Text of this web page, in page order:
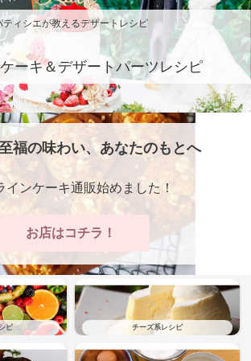
ティシエが教えるデザートレシピ
ーキ＆デザートパーツレシピ
福の味わい、あなたのもとへ
インケーキ通販始めました！
お店はコチラ！
ピ チーズ系レシピ